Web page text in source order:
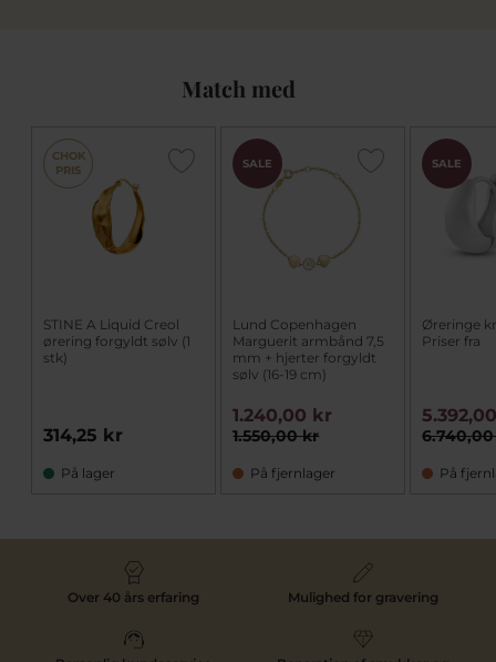
Match med
CHOK
PRIS
STINE A Liquid Creol
ørering forgyldt sølv (1
stk)
314,25 kr
På lager
SALE
Lund Copenhagen
Marguerit armbånd 7,5
mm + hjerter forgyldt
sølv (16-19 cm)
1.550,00 kr
1.240,00 kr
På fjernlager
SALE
Øreringe
Priser fra
På
Over 40 års erfaring Mulighed for gravering